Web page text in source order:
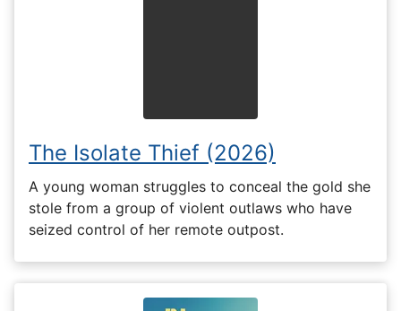
The Isolate Thief (2026)
A young woman struggles to conceal the gold she
stole from a group of violent outlaws who have
seized control of her remote outpost.